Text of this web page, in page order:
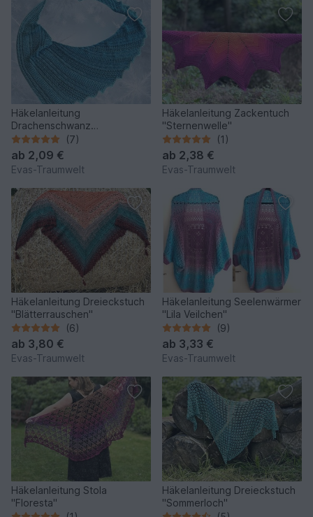
Häkelanleitung
Drachenschwanz
"Polardrache",
asymmetrisches Tuch
(7)
ab 2,09 €
Evas-Traumwelt
Häkelanleitung Zackentuch
"Sternenwelle"
(1)
ab 2,38 €
Evas-Traumwelt
Häkelanleitung Dreieckstuch
"Blätterrauschen"
(6)
ab 3,80 €
Evas-Traumwelt
Häkelanleitung Seelenwärmer
"Lila Veilchen"
(9)
ab 3,33 €
Evas-Traumwelt
Häkelanleitung Stola
"Floresta"
Häkelanleitung Dreieckstuch
"Sommerloch"